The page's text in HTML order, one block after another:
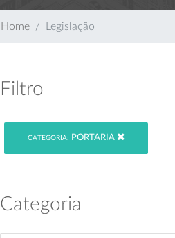
Home Legislação
Filtro
CATEGORIA: PORTARIA
Categoria